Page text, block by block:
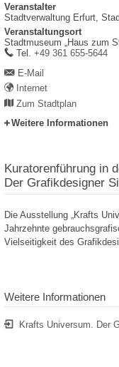
Veranstalter
Stadtverwaltung Erfurt,
Veranstaltungsort
Stadtmuseum „Haus zum
work
Tel. +49 361 655-5644
E-Mail
Internet
Zum Stadtplan
Weitere Informationen
Kuratorenführung in
Der Grafikdesigner
Die Ausstellung „Krafts
Jahrzehnte
Vielseitigkeit des
Weitere Informationen
Krafts Universum. Der